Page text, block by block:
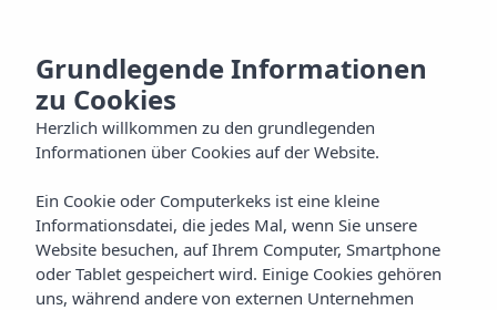
DE
Grundlegende Informationen
zu Cookies
Herzlich willkommen zu den grundlegenden
Informationen über Cookies auf der Website.
Ein Cookie oder Computerkeks ist eine kleine
Informationsdatei, die jedes Mal, wenn Sie unsere
Website besuchen, auf Ihrem Computer, Smartphone
oder Tablet gespeichert wird. Einige Cookies gehören
uns, während andere von externen Unternehmen